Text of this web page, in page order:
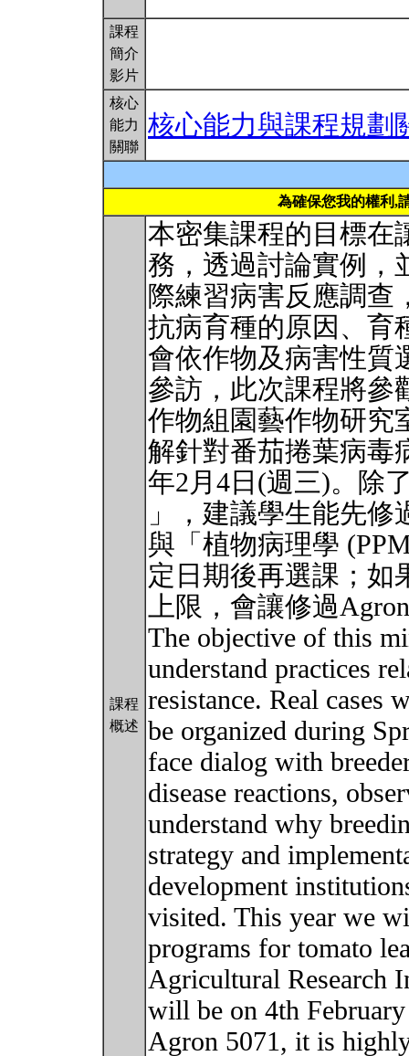
課程
簡介
影片
核心
能力
關聯
核心能力與課程規劃
為確保您我的權利,
課程
概述
本密集課程的目標在
務，透過討論實例，
際練習病害反應調查
抗病育種的原因、育
會依作物及病害性質
參訪，此次課程將參
作物組園藝作物研究
解針對番茄捲葉病毒
年2月4日(週三)。除
」，建議學生能先修
與「植物病理學
定日期後再選課；如
上限，會讓修過
The objective of this
understand practices
resistance. Real cases
be organized during
face dialog with
disease reactions,
understand why
strategy and
development
visited. This year we
programs for tomato
Agricultural Research
will be on 4th
Agron 5071, it is